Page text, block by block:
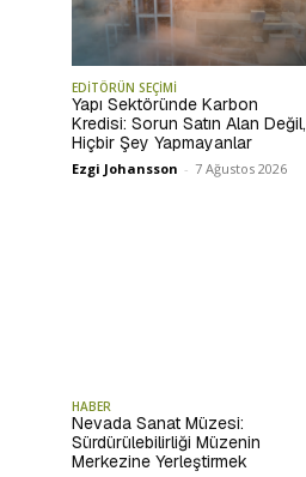
EDİTÖRÜN SEÇİMİ
Yapı Sektöründe Karbon
Kredisi: Sorun Satın Alan Değil,
Hiçbir Şey Yapmayanlar
Ezgi Johansson - 7 Ağustos 2026
HABER
Nevada Sanat Müzesi:
Sürdürülebilirliği Müzenin
Merkezine Yerleştirmek